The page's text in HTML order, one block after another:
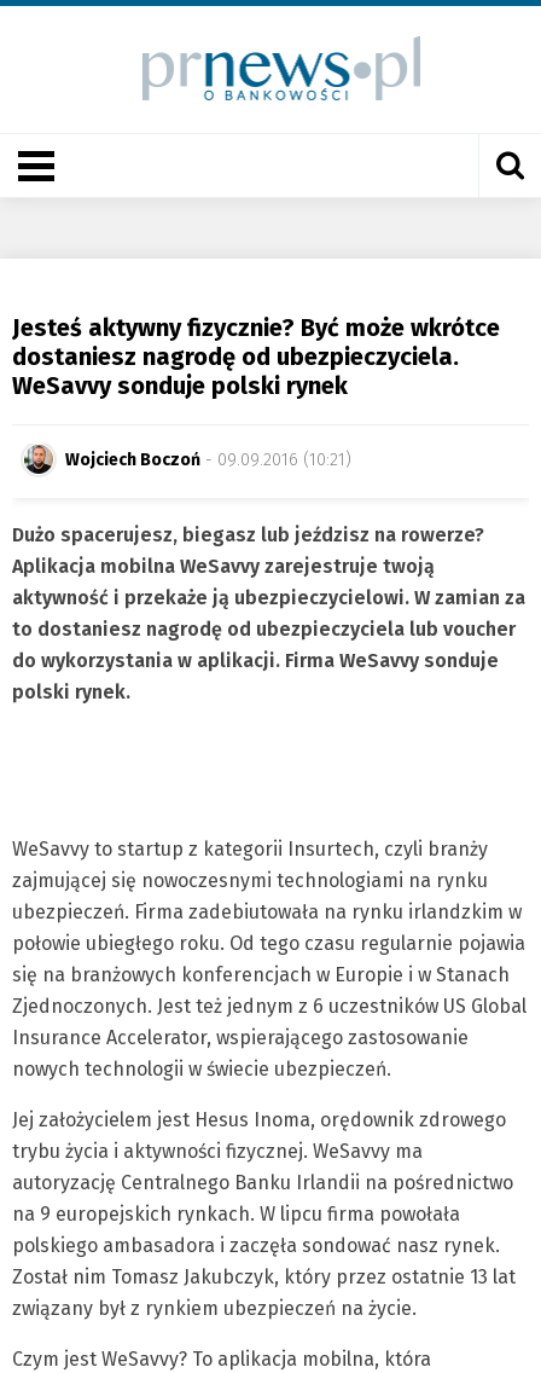
Jesteś aktywny fizycznie? Być może wkrótce
dostaniesz nagrodę od ubezpieczyciela.
WeSavvy sonduje polski rynek
Wojciech Boczoń - 09.09.2016 (10:21)
Dużo spacerujesz, biegasz lub jeździsz na rowerze?
Aplikacja mobilna WeSavvy zarejestruje twoją
aktywność i przekaże ją ubezpieczycielowi. W zamian za
to dostaniesz nagrodę od ubezpieczyciela lub voucher
do wykorzystania w aplikacji. Firma WeSavvy sonduje
polski rynek.
WeSavvy to startup z kategorii Insurtech, czyli branży
zajmującej się nowoczesnymi technologiami na rynku
ubezpieczeń. Firma zadebiutowała na rynku irlandzkim w
połowie ubiegłego roku. Od tego czasu regularnie pojawia
się na branżowych konferencjach w Europie i w Stanach
Zjednoczonych. Jest też jednym z 6 uczestników US Global
Insurance Accelerator, wspierającego zastosowanie
nowych technologii w świecie ubezpieczeń.
Jej założycielem jest Hesus Inoma, orędownik zdrowego
trybu życia i aktywności fizycznej. WeSavvy ma
autoryzację Centralnego Banku Irlandii na pośrednictwo
na 9 europejskich rynkach. W lipcu firma powołała
polskiego ambasadora i zaczęła sondować nasz rynek.
Został nim Tomasz Jakubczyk, który przez ostatnie 13 lat
związany był z rynkiem ubezpieczeń na życie.
Czym jest WeSavvy? To aplikacja mobilna, która